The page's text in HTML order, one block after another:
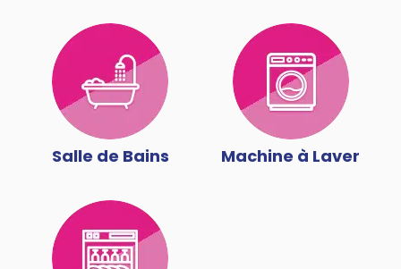
Salle de Bains Machine à Laver